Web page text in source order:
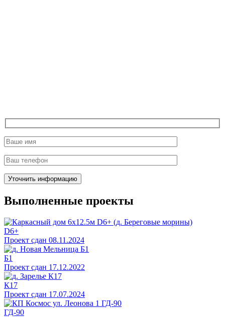
Выполненные проекты
D6+
Проект сдан 08.11.2024
Б1
Проект сдан 17.12.2022
К17
Проект сдан 17.07.2024
ГД-90